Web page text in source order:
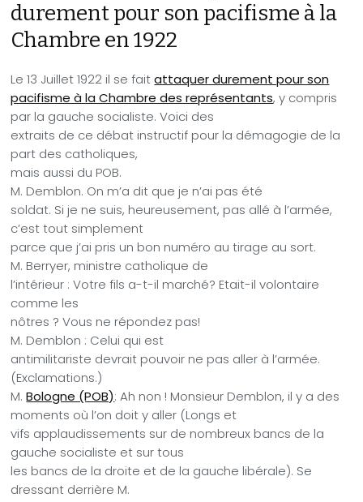
durement pour son pacifisme à la
Chambre en1922
Le13 Juillet 1922 il se faitattaquer durement pour son
pacifisme à la Chambre des représentants, y compris
par la gauche socialiste. Voici des
extraits de ce débat instructif pour la démagogie de la
part des catholiques,
mais aussi du POB.
M. Demblon. On m’a dit que je n’ai pas été
soldat. Si je ne suis, heureusement, pas allé à l’armée,
c’est tout simplement
parce que j’ai pris un bon numéro au tirage au sort.
M. Berryer, ministre catholique de
l’intérieur : Votre fils a-t-il marché? Etait-il volontaire
comme les
nôtres ? Vous ne répondez pas!
M. Demblon : Celui qui est
antimilitariste devrait pouvoir ne pas aller à l’armée.
(Exclamations.)
M.Bologne (POB): Ah non ! Monsieur Demblon, il y a des
moments où l’on doit y aller (Longs et
vifs applaudissements sur de nombreux bancs de la
gauche socialiste et sur tous
les bancs de la droite et de la gauche libérale). Se
dressant derrière M.